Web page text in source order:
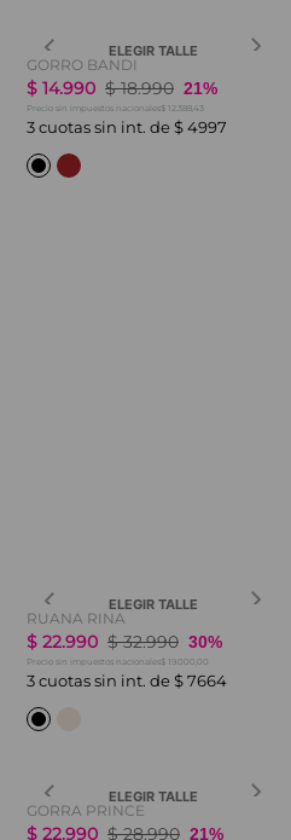
ELEGIR TALLE
GORRO BANDI
$ 14.990 $ 18.990 21%
Precio sin impuestos nacionales$ 12.388,43
3 cuotas sin int. de $ 4997
ELEGIR TALLE
RUANA RINA
$ 22.990 $ 32.990 30%
Precio sin impuestos nacionales$ 19.000,00
3 cuotas sin int. de $ 7664
ELEGIR TALLE
GORRA PRINCE
$ 22.990 $ 28.990 21%